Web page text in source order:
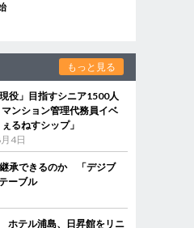
もっと見る
現役」目指すシニア1500人
ンション管理代務員イベ
るねすシップ」
4日
承できるのか 「デジブ
ーブル
ホテル浦島、日昇館をリニ